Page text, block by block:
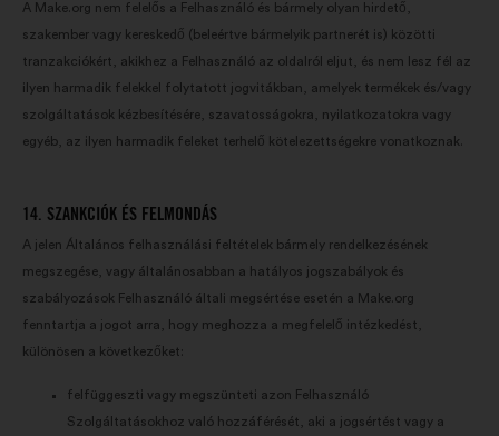
A Make.org nem felelős a Felhasználó és bármely olyan hirdető,
szakember vagy kereskedő (beleértve bármelyik partnerét is) közötti
tranzakciókért, akikhez a Felhasználó az oldalról eljut, és nem lesz fél az
ilyen harmadik felekkel folytatott jogvitákban, amelyek termékek és/vagy
szolgáltatások kézbesítésére, szavatosságokra, nyilatkozatokra vagy
egyéb, az ilyen harmadik feleket terhelő kötelezettségekre vonatkoznak.
14. SZANKCIÓK ÉS FELMONDÁS
A jelen Általános felhasználási feltételek bármely rendelkezésének
megszegése, vagy általánosabban a hatályos jogszabályok és
szabályozások Felhasználó általi megsértése esetén a Make.org
fenntartja a jogot arra, hogy meghozza a megfelelő intézkedést,
különösen a következőket:
felfüggeszti vagy megszünteti azon Felhasználó
Szolgáltatásokhoz való hozzáférését, aki a jogsértést vagy a